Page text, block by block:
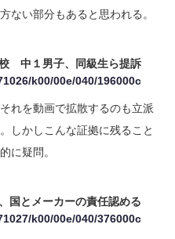
ない部分もあると思われる。
校 中１男子、同級生ら提訴
k00/00e/040/196000c
れを動画で拡散するのも立派
しかしこんな証拠に残ること
に疑問。
国とメーカーの責任認める
k00/00e/040/376000c